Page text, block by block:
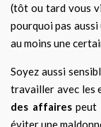
(tôt ou tard vous
pourquoi pas aussi
au moins une
Soyez aussi
travailler avec les
des affairespeut
éviter une